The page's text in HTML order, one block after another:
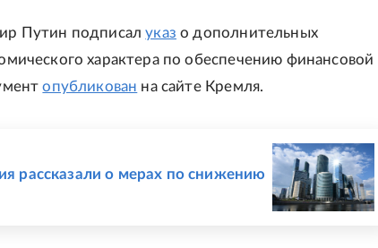
Путин подписалуказ о дополнительных
характера по обеспечению финансовой
опубликован на сайте Кремля.
рассказали о мерах по снижению